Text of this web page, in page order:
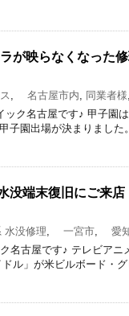
が映らなくなった
, 名古屋市内, 同業者様,
ク名古屋です♪ 甲子園
子園出場が決まりました
没端末復旧にご来店
没修理, 一宮市, 愛
名古屋です♪ テレビアニ
ル」が米ビルボード・